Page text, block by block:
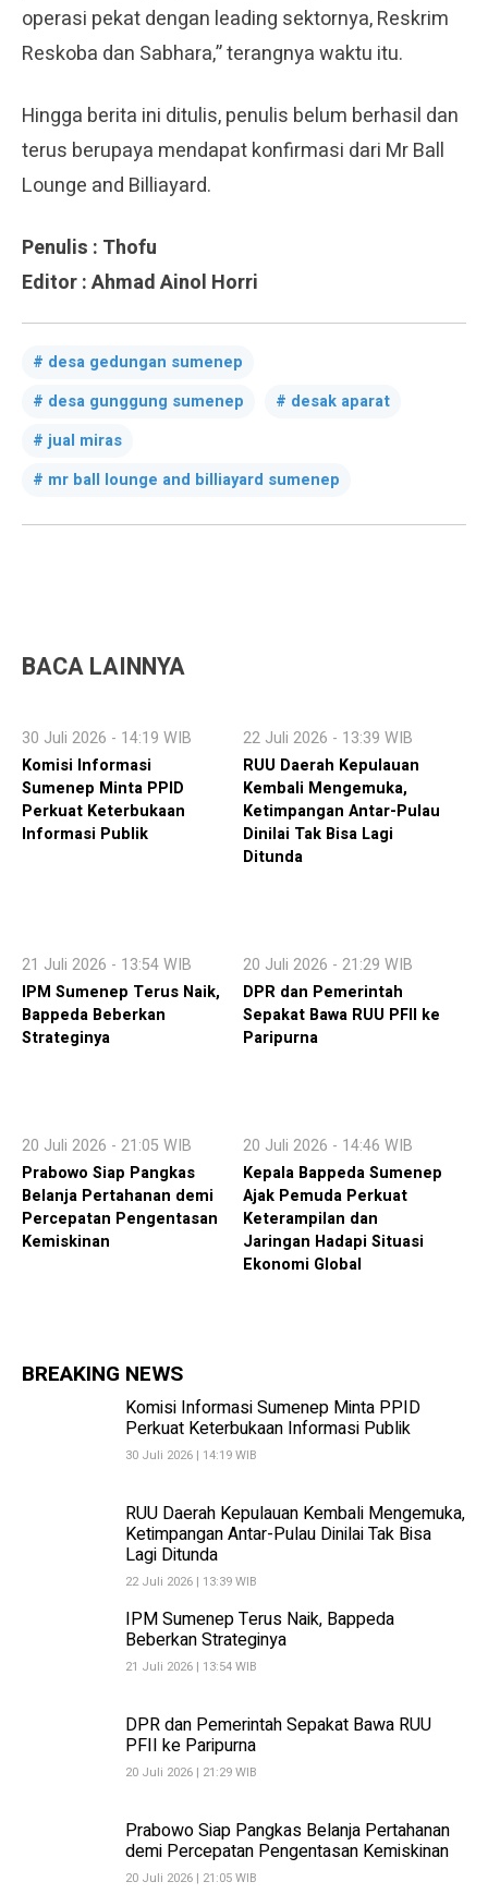
operasi pekat dengan leading sektornya, Reskrim
Reskoba dan Sabhara,” terangnya waktu itu.
Hingga berita ini ditulis, penulis belum berhasil dan
terus berupaya mendapat konfirmasi dari Mr Ball
Lounge and Billiayard.
Penulis : Thofu
Editor : Ahmad Ainol Horri
desa gedungan sumenep
desa gunggung sumenep
desak aparat
jual miras
mr ball lounge and billiayard sumenep
BACA LAINNYA
30 Juli 2026 - 14:19 WIB
Komisi Informasi
Sumenep Minta PPID
Perkuat Keterbukaan
Informasi Publik
22 Juli 2026 - 13:39 WIB
RUU Daerah Kepulauan
Kembali Mengemuka,
Ketimpangan Antar-Pulau
Dinilai Tak Bisa Lagi
Ditunda
21 Juli 2026 - 13:54 WIB
IPM Sumenep Terus Naik,
Bappeda Beberkan
Strateginya
20 Juli 2026 - 21:29 WIB
DPR dan Pemerintah
Sepakat Bawa RUU PFII ke
Paripurna
20 Juli 2026 - 21:05 WIB
Prabowo Siap Pangkas
Belanja Pertahanan demi
Percepatan Pengentasan
Kemiskinan
20 Juli 2026 - 14:46 WIB
Kepala Bappeda Sumenep
Ajak Pemuda Perkuat
Keterampilan dan
Jaringan Hadapi Situasi
Ekonomi Global
BREAKING NEWS
Komisi Informasi Sumenep Minta PPID
Perkuat Keterbukaan Informasi Publik
30 Juli 2026 | 14:19 WIB
RUU Daerah Kepulauan Kembali Mengemuka,
Ketimpangan Antar-Pulau Dinilai Tak Bisa
Lagi Ditunda
22 Juli 2026 | 13:39 WIB
IPM Sumenep Terus Naik, Bappeda
Beberkan Strateginya
21 Juli 2026 | 13:54 WIB
DPR dan Pemerintah Sepakat Bawa RUU
PFII ke Paripurna
20 Juli 2026 | 21:29 WIB
Prabowo Siap Pangkas Belanja Pertahanan
demi Percepatan Pengentasan Kemiskinan
20 Juli 2026 | 21:05 WIB